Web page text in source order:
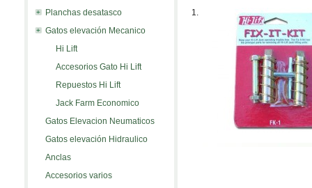
Planchas desatasco
Gatos elevación Mecanico
Hi Lift
Accesorios Gato Hi Lift
Repuestos Hi Lift
Jack Farm Economico
Gatos Elevacion Neumaticos
Gatos elevación Hidraulico
Anclas
Accesorios varios
1.